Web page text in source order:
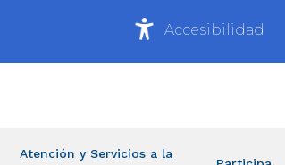
Accesibilidad
Atención y Servicios a la